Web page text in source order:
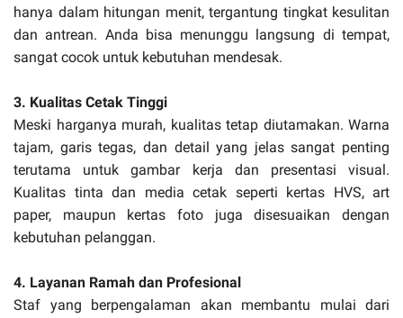
hanya dalam hitungan menit, tergantung tingkat kesulitan
dan antrean. Anda bisa menunggu langsung di tempat,
sangat cocok untuk kebutuhan mendesak.
3. Kualitas Cetak Tinggi
Meski harganya murah, kualitas tetap diutamakan. Warna
tajam, garis tegas, dan detail yang jelas sangat penting
terutama untuk gambar kerja dan presentasi visual.
Kualitas tinta dan media cetak seperti kertas HVS, art
paper, maupun kertas foto juga disesuaikan dengan
kebutuhan pelanggan.
4. Layanan Ramah dan Profesional
Staf yang berpengalaman akan membantu mulai dari